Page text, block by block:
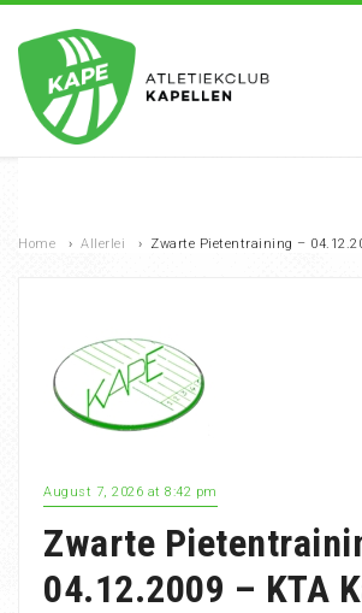
Home › Allerlei › Zwarte Pietentraining –
August 7, 2026 at 8:42 pm
Zwarte
04.12.2009 – KTA